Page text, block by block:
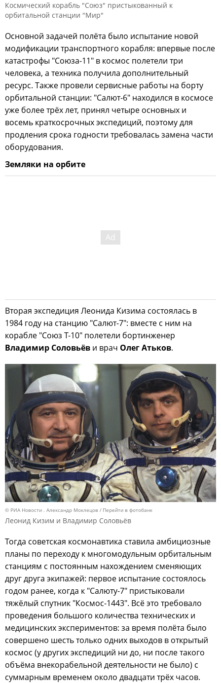
Космический корабль "Союз" пристыкованный к
орбитальной станции "Мир"
Основной задачей полёта было испытание новой
модификации транспортного корабля: впервые после
катастрофы "Союза-11" в космос полетели три
человека, а техника получила дополнительный
ресурс. Также провели сервисные работы на борту
орбитальной станции: "Салют-6" находился в космосе
уже более трёх лет, принял четыре основных и
восемь краткосрочных экспедиций, поэтому для
продления срока годности требовалась замена части
оборудования.
Земляки на орбите
Вторая экспедиция Леонида Кизима состоялась в
1984 году на станцию "Салют-7": вместе с ним на
корабле "Союз Т-10" полетели бортинженер
Владимир Соловьёв и врач Олег Атьков.
© РИА Новости . Александр Моклецов Перейти в фотобанк
Леонид Кизим и Владимир Соловьёв
Тогда советская космонавтика ставила амбициозные
планы по переходу к многомодульным орбитальным
станциям с постоянным нахождением сменяющих
друг друга экипажей: первое испытание состоялось
годом ранее, когда к "Салюту-7" пристыковали
тяжёлый спутник "Космос-1443". Всё это требовало
проведения большого количества технических и
медицинских экспериментов: за время полёта было
совершено шесть только одних выходов в открытый
космос (у других экспедиций ни до, ни после такого
объёма внекорабельной деятельности не было) с
суммарным временем около двадцати трёх часов.